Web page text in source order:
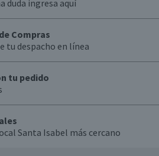
duda ingresa aquí
Compras
tu despacho en línea
tu pedido
Santa Isabel más cercano